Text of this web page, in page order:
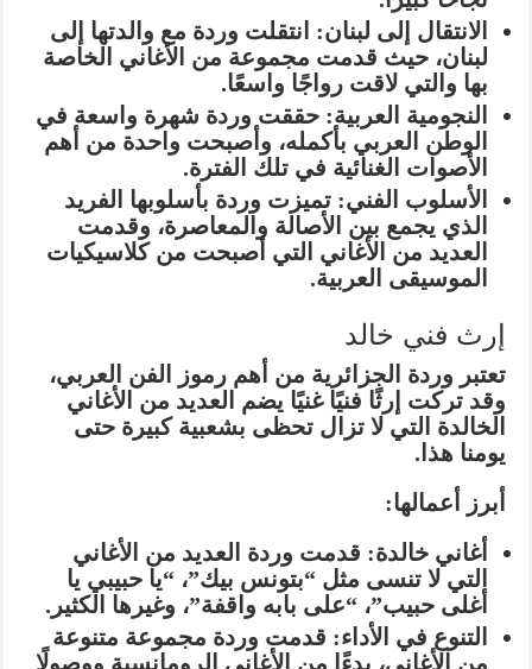
الانتقال إلى لبنان: انتقلت وردة مع والدتها إلى
لبنان، حيث قدمت مجموعة من الأغاني الخاصة
بها والتي لاقت رواجًا واسعًا.
النجومية العربية: حققت وردة شهرة واسعة في
الوطن العربي بأكمله، وأصبحت واحدة من أهم
الأصوات الغنائية في تلك الفترة.
الأسلوب الفني: تميزت وردة بأسلوبها الفريد
الذي يجمع بين الأصالة والمعاصرة، وقدمت
العديد من الأغاني التي أصبحت من كلاسيكيات
الموسيقى العربية.
إرث فني خالد
تعتبر وردة الجزائرية من أهم رموز الفن العربي،
وقد تركت إرثًا فنيًا غنيًا يضم العديد من الأغاني
الخالدة التي لا تزال تحظى بشعبية كبيرة حتى
يومنا هذا.
أبرز أعمالها:
أغاني خالدة: قدمت وردة العديد من الأغاني
التي لا تنسى مثل “بتونس بيك”، “يا حبيبي يا
أغلى حبيب”، “على بابه واقفة”، وغيرها الكثير.
التنوع في الأداء: قدمت وردة مجموعة متنوعة
من الأغاني، بدءًا من الأغاني الرومانسية ووصولًا